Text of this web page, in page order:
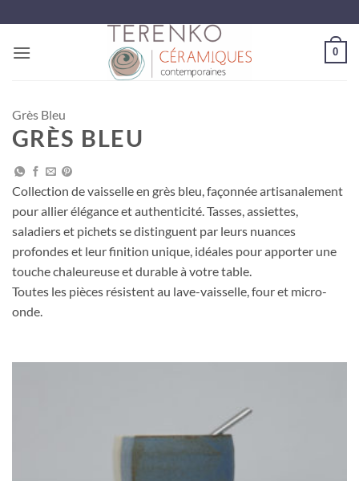
au
contenu
0
Grès Bleu
GRÈS BLEU
Collection de vaisselle en grès bleu, façonnée artisanalement
pour allier élégance et authenticité. Tasses, assiettes,
saladiers et pichets se distinguent par leurs nuances
profondes et leur finition unique, idéales pour apporter une
touche chaleureuse et durable à votre table.
Toutes les pièces résistent au lave-vaisselle, four et micro-
onde.